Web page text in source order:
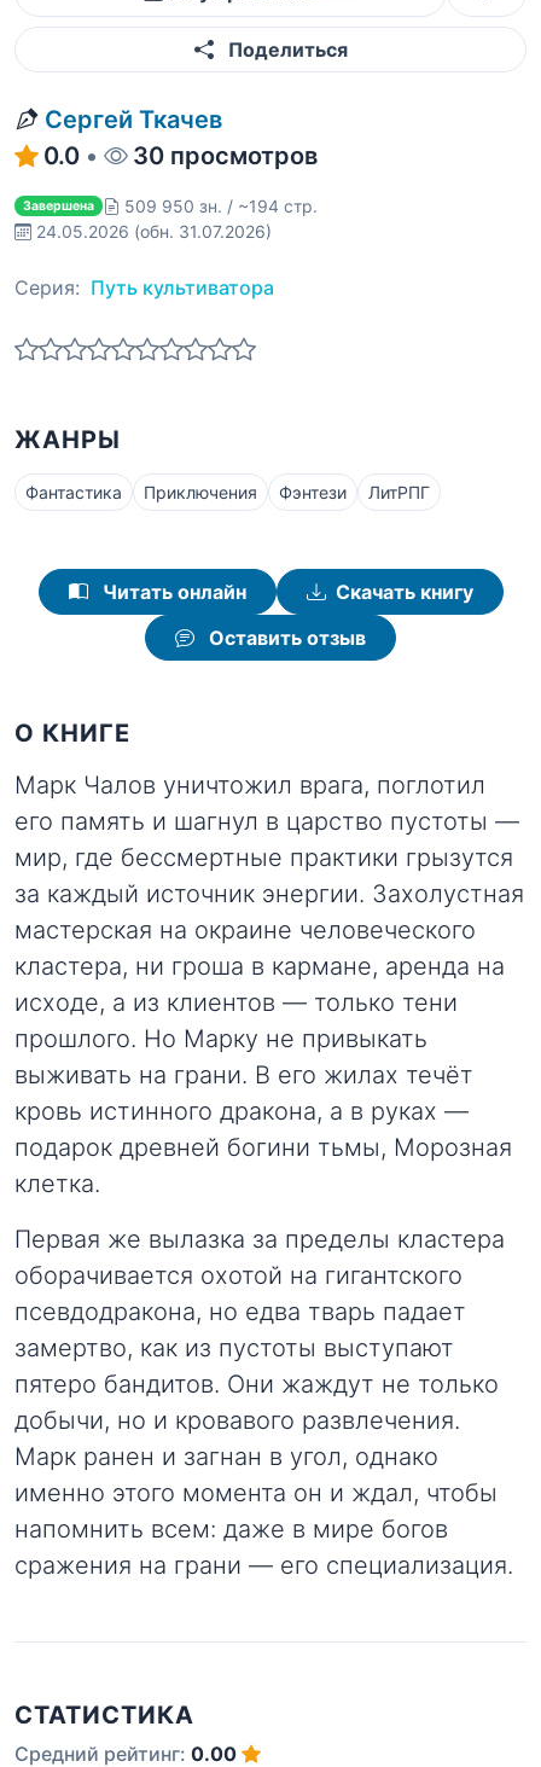
Поделиться
Сергей Ткачев
0.0 • 30 просмотров
Завершена
509 950 зн. / ~194 стр.
24.05.2026 (обн. 31.07.2026)
Серия: Путь культиватора
ЖАНРЫ
Фантастика Приключения Фэнтези ЛитРПГ
Читать онлайн
Скачать книгу
Оставить отзыв
О КНИГЕ
Марк Чалов уничтожил врага, поглотил
его память и шагнул в царство пустоты —
мир, где бессмертные практики грызутся
за каждый источник энергии. Захолустная
мастерская на окраине человеческого
кластера, ни гроша в кармане, аренда на
исходе, а из клиентов — только тени
прошлого. Но Марку не привыкать
выживать на грани. В его жилах течёт
кровь истинного дракона, а в руках —
подарок древней богини тьмы, Морозная
клетка.
Первая же вылазка за пределы кластера
оборачивается охотой на гигантского
псевдодракона, но едва тварь падает
замертво, как из пустоты выступают
пятеро бандитов. Они жаждут не только
добычи, но и кровавого развлечения.
Марк ранен и загнан в угол, однако
именно этого момента он и ждал, чтобы
напомнить всем: даже в мире богов
сражения на грани — его специализация.
СТАТИСТИКА
Средний рейтинг: 0.00